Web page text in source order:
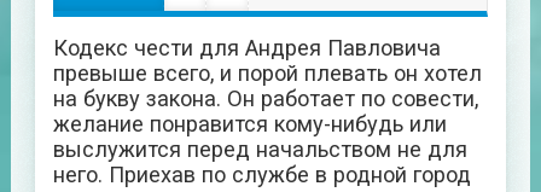
Кодекс чести для Андрея Павловича
превыше всего, и порой плевать он хотел
на букву закона. Он работает по совести,
желание понравится кому-нибудь или
выслужится перед начальством не для
него. Приехав по службе в родной город